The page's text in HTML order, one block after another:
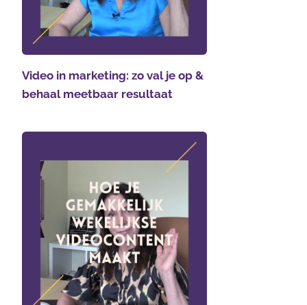
Video in marketing: zo val je op &
behaal meetbaar resultaat